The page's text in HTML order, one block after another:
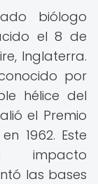
biólogo
el 8 de
Inglaterra.
por
hélice del
el Premio
1962. Este
impacto
las bases